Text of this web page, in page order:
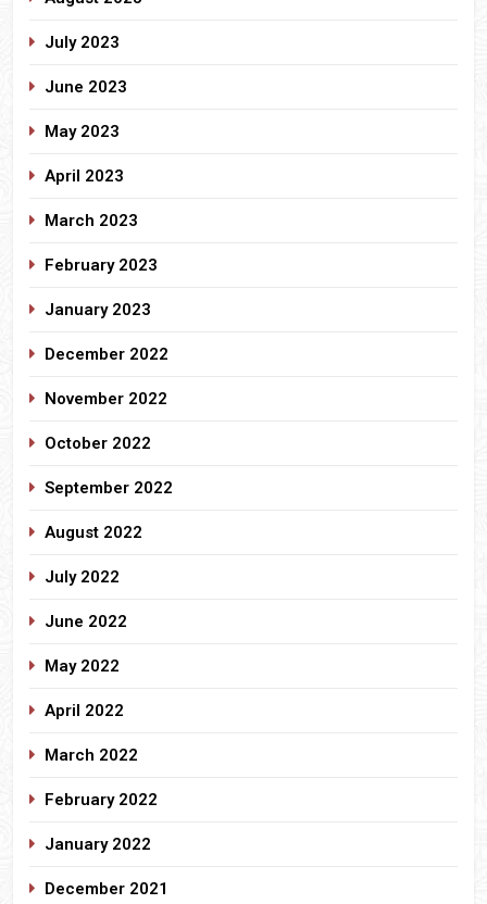
July 2023
June 2023
May 2023
April 2023
March 2023
February 2023
January 2023
December 2022
November 2022
October 2022
September 2022
August 2022
July 2022
June 2022
May 2022
April 2022
March 2022
February 2022
January 2022
December 2021